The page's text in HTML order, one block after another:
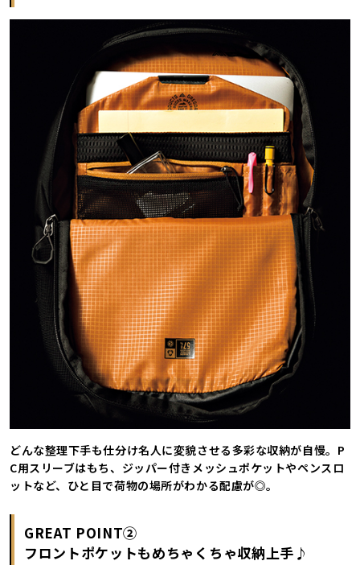
どんな整理下手も仕分け名人に変貌させる多彩な収納が自慢。P
C用スリーブはもち、ジッパー付きメッシュポケットやペンスロ
ットなど、ひと目で荷物の場所がわかる配慮が◎。
GREAT POINT②
フロントポケットもめちゃくちゃ収納上手♪